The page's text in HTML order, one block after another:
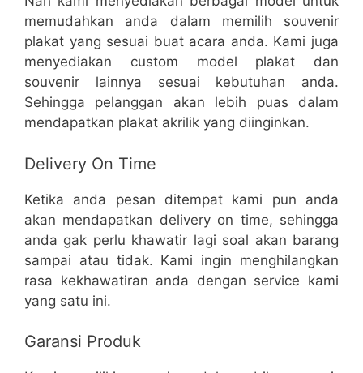
memudahkan anda dalam memilih souvenir
plakat yang sesuai buat acara anda. Kami juga
menyediakan custom model plakat dan
souvenir lainnya sesuai kebutuhan anda.
Sehingga pelanggan akan lebih puas dalam
mendapatkan plakat akrilik yang diinginkan.
Delivery On Time
Ketika anda pesan ditempat kami pun anda
akan mendapatkan delivery on time, sehingga
anda gak perlu khawatir lagi soal akan barang
sampai atau tidak. Kami ingin menghilangkan
rasa kekhawatiran anda dengan service kami
yang satu ini.
Garansi Produk